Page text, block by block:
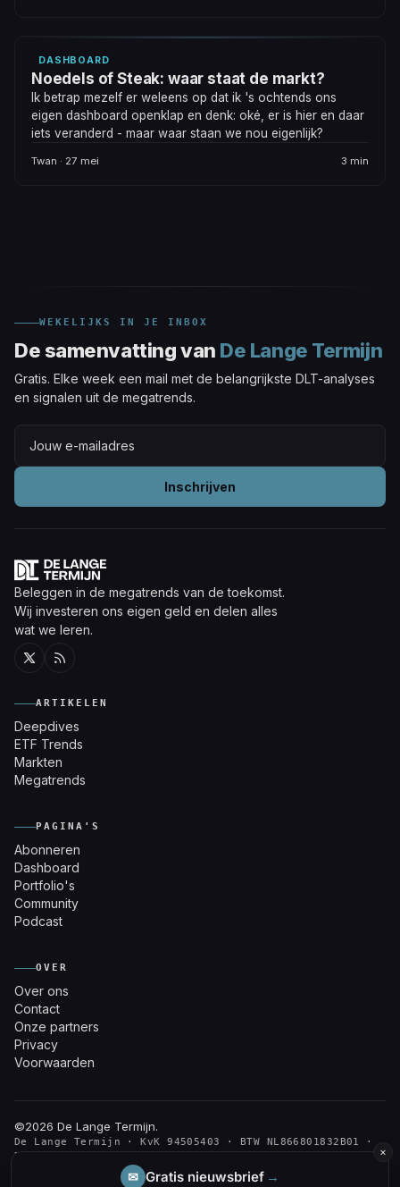
DASHBOARD
Noedels of Steak: waar staat de markt?
Ik betrap mezelf er weleens op dat ik 's ochtends ons
eigen dashboard openklap en denk: oké, er is hier en daar
iets veranderd - maar waar staan we nou eigenlijk?
Twan · 27 mei 3 min
WEKELIJKS IN JE INBOX
De samenvatting van De Lange Termijn
Gratis. Elke week een mail met de belangrijkste DLT-analyses
en signalen uit de megatrends.
Inschrijven
Beleggen in de megatrends van de toekomst.
Wij investeren ons eigen geld en delen alles
wat we leren.
ARTIKELEN
Deepdives
ETF Trends
Markten
Megatrends
PAGINA'S
Abonneren
Dashboard
Portfolio's
Community
Podcast
OVER
Over ons
Contact
Onze partners
Privacy
Voorwaarden
©2026 De Lange Termijn.
De Lange Termijn · KvK 94505403 · BTW NL866801832B01 ·
Den Haag
De informatie op deze website is voor educatieve doeleinden. Geen
×
✉ Gratis nieuwsbrief →